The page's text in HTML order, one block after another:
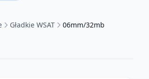
Gładkie WSAT 06mm/32mb